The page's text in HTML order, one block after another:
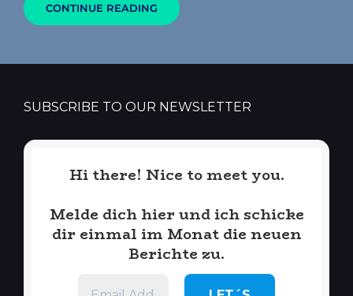
CONTINUE READING BILDER
MIT
SUBSCRIBE TO OUR NEWSLETTER
Hi there! Nice to meet you.
Melde dich hier und ich schicke
dir einmal im Monat die neuen
Berichte zu.